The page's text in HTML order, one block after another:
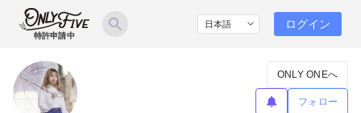
特許申請中
ログイン
ONLY ONEへ
フォロー